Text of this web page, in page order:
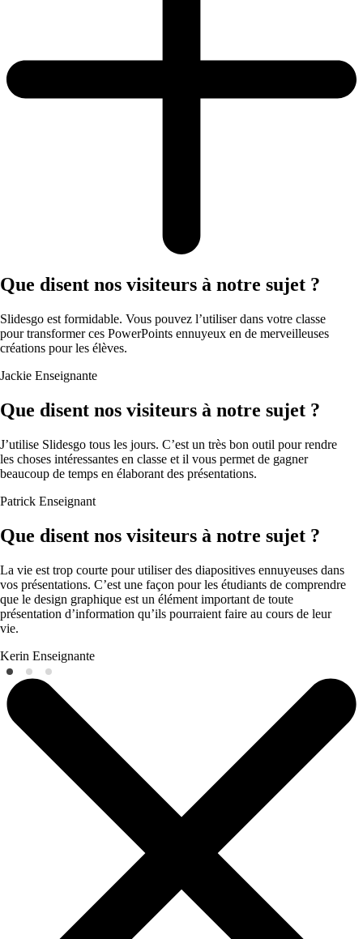
Que disent nos visiteurs à notre sujet ?
Slidesgo est formidable. Vous pouvez l’utiliser dans votre classe
pour transformer ces PowerPoints ennuyeux en de merveilleuses
créations pour les élèves.
Jackie Enseignante
Que disent nos visiteurs à notre sujet ?
J’utilise Slidesgo tous les jours. C’est un très bon outil pour rendre
les choses intéressantes en classe et il vous permet de gagner
beaucoup de temps en élaborant des présentations.
Patrick Enseignant
Que disent nos visiteurs à notre sujet ?
La vie est trop courte pour utiliser des diapositives ennuyeuses dans
vos présentations. C’est une façon pour les étudiants de comprendre
que le design graphique est un élément important de toute
présentation d’information qu’ils pourraient faire au cours de leur
vie.
Kerin Enseignante